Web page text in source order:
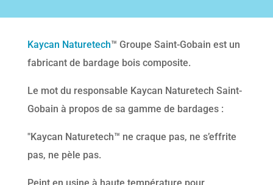
Kaycan Naturetech™ Groupe Saint-Gobain est un
fabricant de bardage bois composite.
Le mot du responsable Kaycan Naturetech Saint-
Gobain à propos de sa gamme de bardages :
"Kaycan Naturetech™ ne craque pas, ne s’effrite
pas, ne pèle pas.